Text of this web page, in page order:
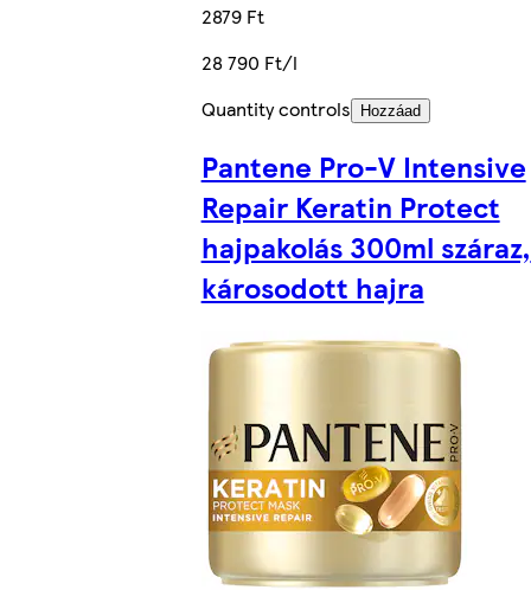
2879 Ft
28 790 Ft/l
Quantity controls
Hozzáad
Pantene Pro-V Intensive
Repair Keratin Protect
hajpakolás 300ml száraz,
károsodott hajra